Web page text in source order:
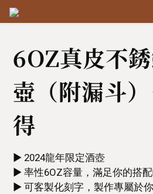
6OZ真皮不
壺（附漏斗
得
▶︎ 2024龍年限定酒壺
▶︎ 率性6OZ容量，滿足你的搭
▶︎ 可客製化刻字，製作專屬於